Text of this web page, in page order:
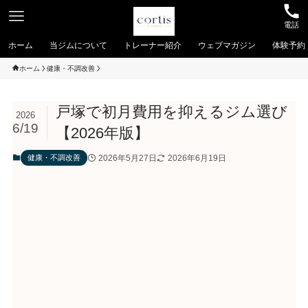
電話
ホーム 当ジムについて トレーナー紹介 ウェブマガジン 体験予約
ホーム 健康・不調改善
戸塚で初月費用を抑えるジム選び
【2026年版】
2026
6/19
健康・不調改善 2026年5月27日 2026年6月19日